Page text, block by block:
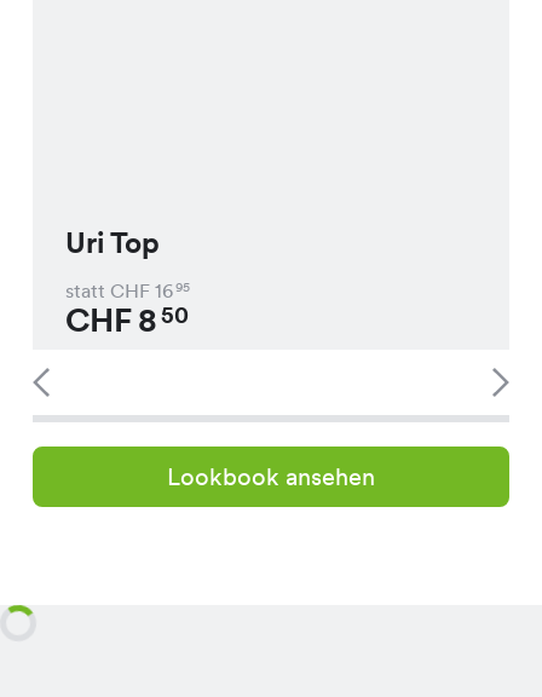
Uri Top
statt CHF 1695
CHF850
Lookbook ansehen